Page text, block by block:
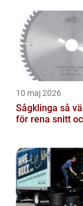
10 maj 2026
Sågklinga så väljer du rätt
för rena snitt